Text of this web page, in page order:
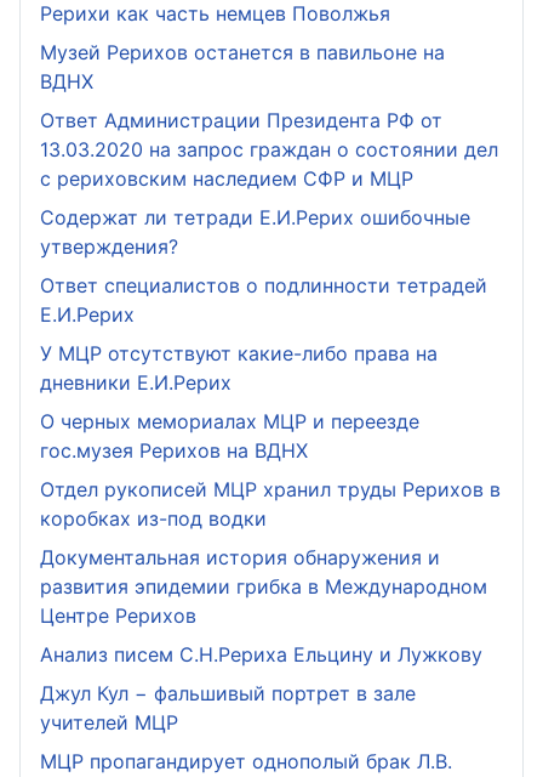
Рерихи как часть немцев Поволжья
Музей Рерихов останется в павильоне на
ВДНХ
Ответ Администрации Президента РФ от
13.03.2020 на запрос граждан о состоянии дел
с рериховским наследием СФР и МЦР
Содержат ли тетради Е.И.Рерих ошибочные
утверждения?
Ответ специалистов о подлинности тетрадей
Е.И.Рерих
У МЦР отсутствуют какие-либо права на
дневники Е.И.Рерих
О черных мемориалах МЦР и переезде
гос.музея Рерихов на ВДНХ
Отдел рукописей МЦР хранил труды Рерихов в
коробках из-под водки
Документальная история обнаружения и
развития эпидемии грибка в Международном
Центре Рерихов
Анализ писем С.Н.Рериха Ельцину и Лужкову
Джул Кул − фальшивый портрет в зале
учителей МЦР
МЦР пропагандирует однополый брак Л.В.